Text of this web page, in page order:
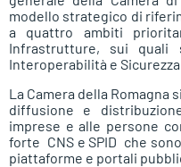
modello strategico di
a quattro ambiti
Infrastrutture, sui quali
Interoperabilità e Sicurezza
La Camera della Romagna
diffusione e
imprese e alle persone
forte  CNS e SPID  che
piattaforme e portali